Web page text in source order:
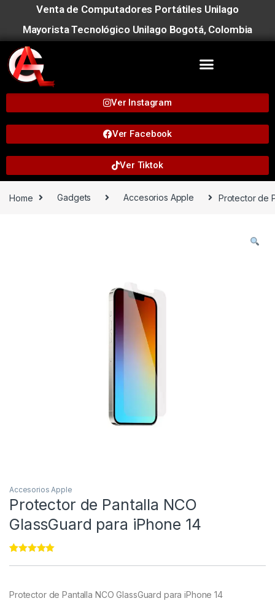
Venta de Computadores Portátiles Unilago
Mayorista Tecnológico Unilago Bogotá, Colombia
Ver Instagram
Ver Facebook
Ver Tiktok
Home Gadgets Accesorios Apple Protector de
Accesorios Apple
Protector de Pantalla NCO
GlassGuard para iPhone 14
ratings
Protector de Pantalla NCO GlassGuard para iPhone 14